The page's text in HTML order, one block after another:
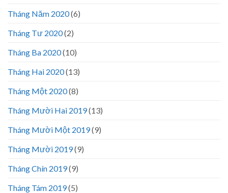
Tháng Năm 2020(6)
Tháng Tư 2020(2)
Tháng Ba 2020(10)
Tháng Hai 2020(13)
Tháng Một 2020(8)
Tháng Mười Hai 2019(13)
Tháng Mười Một 2019(9)
Tháng Mười 2019(9)
Tháng Chín 2019(9)
Tháng Tám 2019(5)